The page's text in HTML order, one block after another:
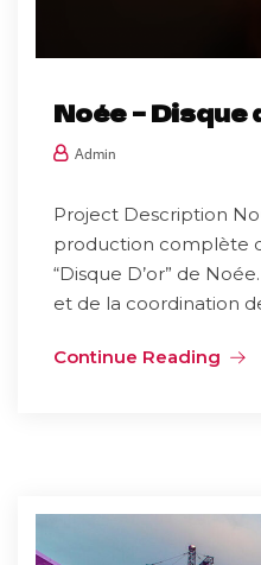
Noée – Disque
Admin
Project Description
production complète
“Disque D’or” de
et de la coordination
Continue Reading